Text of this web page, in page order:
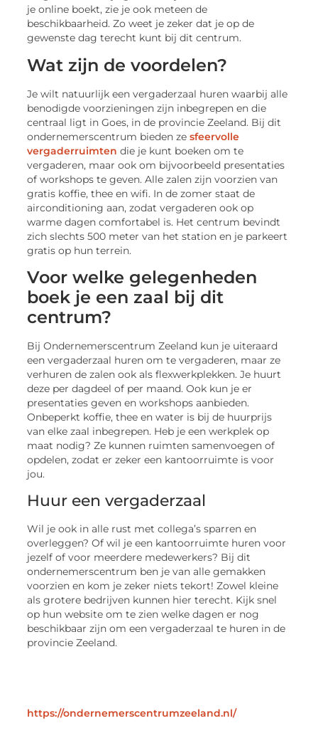
je online boekt, zie je ook meteen de
beschikbaarheid. Zo weet je zeker dat je op de
gewenste dag terecht kunt bij dit centrum.
Wat zijn de voordelen?
Je wilt natuurlijk een vergaderzaal huren waarbij alle
benodigde voorzieningen zijn inbegrepen en die
centraal ligt in Goes, in de provincie Zeeland. Bij dit
ondernemerscentrum bieden zesfeervolle
vergaderruimten die je kunt boeken om te
vergaderen, maar ook om bijvoorbeeld presentaties
of workshops te geven. Alle zalen zijn voorzien van
gratis koffie, thee en wifi. In de zomer staat de
airconditioning aan, zodat vergaderen ook op
warme dagen comfortabel is. Het centrum bevindt
zich slechts 500 meter van het station en je parkeert
gratis op hun terrein.
Voor welke gelegenheden
boek je een zaal bij dit
centrum?
Bij Ondernemerscentrum Zeeland kun je uiteraard
een vergaderzaal huren om te vergaderen, maar ze
verhuren de zalen ook als flexwerkplekken. Je huurt
deze per dagdeel of per maand. Ook kun je er
presentaties geven en workshops aanbieden.
Onbeperkt koffie, thee en water is bij de huurprijs
van elke zaal inbegrepen. Heb je een werkplek op
maat nodig? Ze kunnen ruimten samenvoegen of
opdelen, zodat er zeker een kantoorruimte is voor
jou.
Huur een vergaderzaal
Wil je ook in alle rust met collega’s sparren en
overleggen? Of wil je een kantoorruimte huren voor
jezelf of voor meerdere medewerkers? Bij dit
ondernemerscentrum ben je van alle gemakken
voorzien en kom je zeker niets tekort! Zowel kleine
als grotere bedrijven kunnen hier terecht. Kijk snel
op hun website om te zien welke dagen er nog
beschikbaar zijn om een vergaderzaal te huren in de
provincie Zeeland.
https://ondernemerscentrumzeeland.nl/